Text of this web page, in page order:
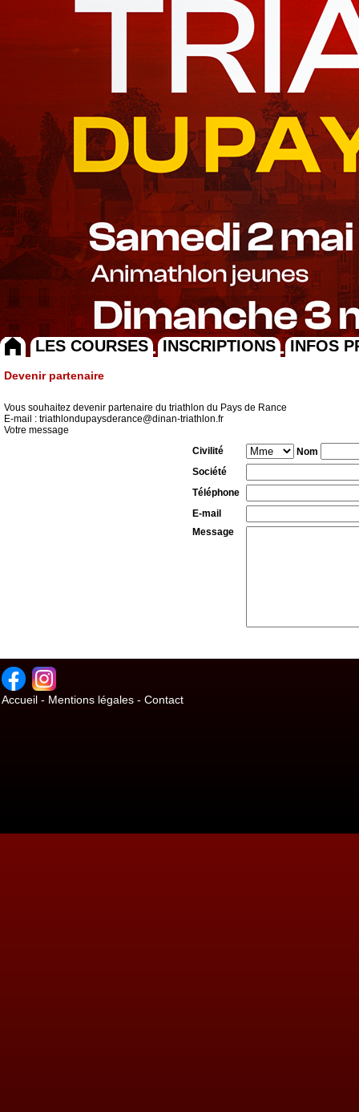
LES COURSES INSCRIPTIONS INFOS
Devenir partenaire
Vous souhaitez devenir partenaire du triathlon du Pays de Rance
E-mail : triathlondupaysderance@dinan-triathlon.fr
Votre message
Civilité
Nom
Société
Téléphone
E-mail
Message
Accueil - Mentions légales - Contact